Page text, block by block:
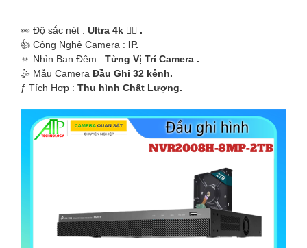
️👀 Độ sắc nét : Ultra 4k 👍🏾 .
👍 Công Nghệ Camera : IP.
🔅 Nhìn Ban Đêm : Từng Vị Trí Camera .
🤹 Mẫu Camera Đầu Ghi 32 kênh.
️ƒ Tích Hợp : Thu hình Chất Lượng.